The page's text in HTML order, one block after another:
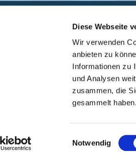
Diese Webseite
Wir verwenden
anbieten zu
Informationen zu
und Analysen
zusammen, die
gesammelt haben.
i
Notwendig
Für Spenden u.